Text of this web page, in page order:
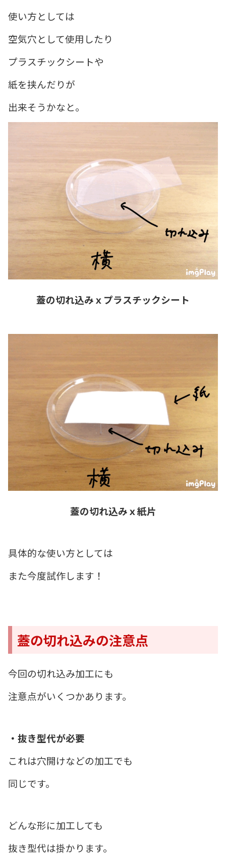
使い方としては
空気穴として使用したり
プラスチックシートや
紙を挟んだりが
出来そうかなと。
蓋の切れ込みｘプラスチックシート
蓋の切れ込みｘ紙片
具体的な使い方としては
また今度試作します！
蓋の切れ込みの注意点
今回の切れ込み加工にも
注意点がいくつかあります。
・抜き型代が必要
これは穴開けなどの加工でも
同じです。
どんな形に加工しても
抜き型代は掛かります。